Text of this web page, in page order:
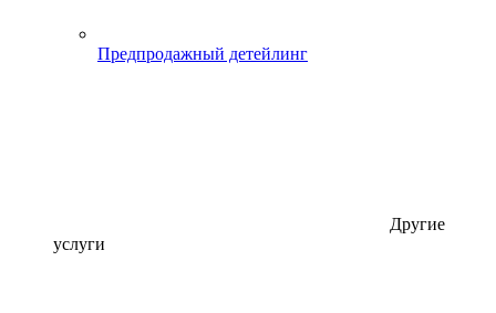
Предпродажный детейлинг
Другие
услуги